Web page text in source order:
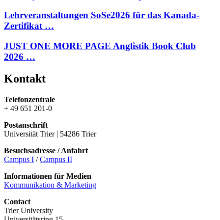
Lehrveranstaltungen SoSe2026 für das Kanada-
Zertifikat …
JUST ONE MORE PAGE Anglistik Book Club
2026 …
Kontakt
Telefonzentrale
+ 49 651 201-0
Postanschrift
Universität Trier | 54286 Trier
Besuchsadresse / Anfahrt
Campus I /Campus II
Informationen für Medien
Kommunikation & Marketing
Contact
Trier University